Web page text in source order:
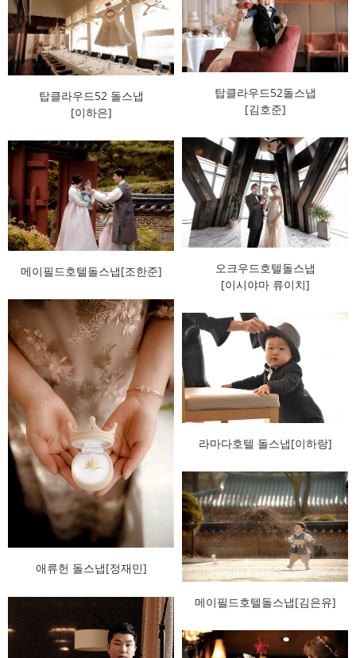
탑클라우드52돌스냅
[김호준]
탑클라우드52 돌스냅
[이하은]
오크우드호텔돌스냅
[이시야마 류이치]
메이필드호텔돌스냅[조한준]
애류헌 돌스냅[정재민]
라마다호텔 돌스냅[이하랑]
메이필드호텔돌스냅[김은유]